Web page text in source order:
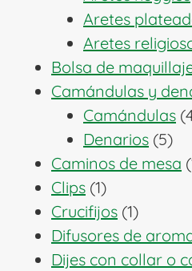
Aretes
Aretes
Bolsa de
Camándulas y
Camándulas
Denarios 55
Caminos de mesa
Clips 11
producto
Crucifijos 11
Difusores de
Dijes con collar o